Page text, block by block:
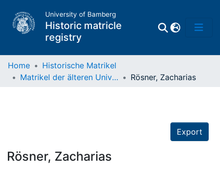
University of Bamberg
Historic matricle
registry
Home
Historische Matrikel
Matrikel der älteren Universität
Rösner, Zacharias
Export
Rösner, Zacharias